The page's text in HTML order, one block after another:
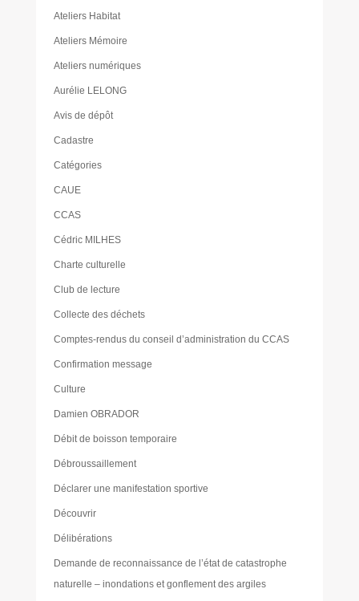
Ateliers Habitat
Ateliers Mémoire
Ateliers numériques
Aurélie LELONG
Avis de dépôt
Cadastre
Catégories
CAUE
CCAS
Cédric MILHES
Charte culturelle
Club de lecture
Collecte des déchets
Comptes-rendus du conseil d’administration du CCAS
Confirmation message
Culture
Damien OBRADOR
Débit de boisson temporaire
Débroussaillement
Déclarer une manifestation sportive
Découvrir
Délibérations
Demande de reconnaissance de l’état de catastrophe
naturelle – inondations et gonflement des argiles